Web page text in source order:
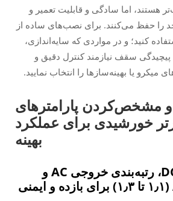
هستند، اما سادگی و قابلیت تعمیر و
را حفظ می‌کنند. برای نصب‌های ساده از
کنید؛ و در مواردی که سایه‌اندازی،
سقف نیازمند کنترل دقیق و
میکرو یا بهینه‌سازها را انتخاب نمایید.
و مشخص‌کردن پارامترهای
خورشیدی برای عملکرد
بهینه
ظرفیت ورودی DC، رتبه‌بندی خروجی AC و